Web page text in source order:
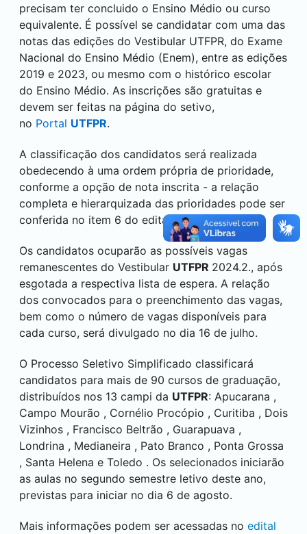
precisam ter concluido o Ensino Médio ou curso
equivalente. É possível se candidatar com uma das
notas das edições do Vestibular UTFPR, do Exame
Nacional do Ensino Médio (Enem), entre as edições
2019 e 2023, ou mesmo com o histórico escolar
do Ensino Médio. As inscrições são gratuitas e
devem ser feitas na página do setivo,
no Portal UTFPR.
A classificação dos candidatos será realizada
obedecendo à uma ordem própria de prioridade,
conforme a opção de nota inscrita - a relação
completa e hierarquizada das prioridades pode ser
conferida no item 6 do edital.
Os candidatos ocuparão as possíveis vagas
remanescentes do Vestibular UTFPR 2024.2., após
esgotada a respectiva lista de espera. A relação
dos convocados para o preenchimento das vagas,
bem como o número de vagas disponíveis para
cada curso, será divulgado no dia 16 de julho.
O Processo Seletivo Simplificado classificará
candidatos para mais de 90 cursos de graduação,
distribuídos nos 13 campi da UTFPR: Apucarana ,
Campo Mourão , Cornélio Procópio , Curitiba , Dois
Vizinhos , Francisco Beltrão , Guarapuava ,
Londrina , Medianeira , Pato Branco , Ponta Grossa
, Santa Helena e Toledo . Os selecionados iniciarão
as aulas no segundo semestre letivo deste ano,
previstas para iniciar no dia 6 de agosto.
Mais informações podem ser acessadas no edital